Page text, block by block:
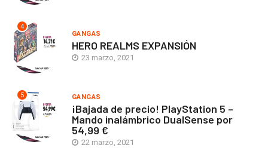
4
GANGAS
HERO REALMS EXPANSIÓN
23 marzo, 2021
5 GANGAS
¡Bajada de precio! PlayStation 5 –
Mando inalámbrico DualSense por
54,99 €
22 marzo, 2021